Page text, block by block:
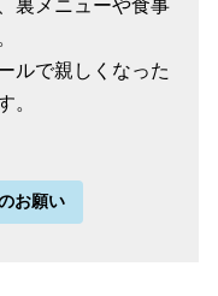
裏メニューや食事
ルで親しくなった
。
お願い